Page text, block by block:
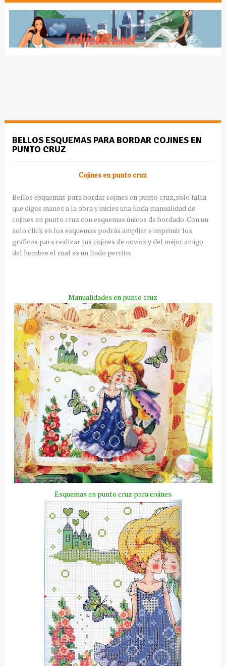
BELLOS ESQUEMAS PARA BORDAR COJINES EN
PUNTO CRUZ
Cojines en punto cruz
Bellos esquemas para bordar cojines en punto cruz,solo falta
que digas manos a la obra y inicies una linda manualidad de
cojines en punto cruz con esquemas únicos de bordado .Con un
solo click en los esquemas podrás ampliar e imprimir los
graficos para realizar tus cojines de novios y del mejor amigo
del hombre el cual es un lindo perrito.
Manualidades en punto cruz
Esquemas en punto cruz para cojines